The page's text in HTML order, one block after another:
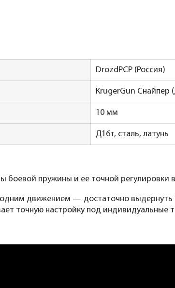
DrozdPCP (Россия)
KrugerGun Снайпер
10 мм
Д16т, сталь, латунь
пружины и ее точной регулировки
движением — достаточно
точную настройку под индивидуальные